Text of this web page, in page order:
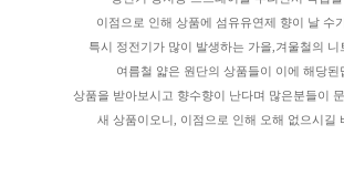
이점으로 인해 상품에 섬유유연제 향이 날 수
특시 정전기가 많이 발생하는 가을,겨울철의 니
여름철 얇은 원단의 상품들이 이에 해당된
상품을 받아보시고 향수향이 난다며 많은분들이
새 상품이오니, 이점으로 인해 오해 없으시길